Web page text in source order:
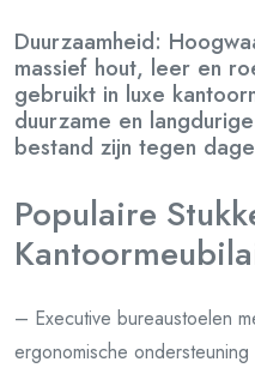
Duurzaamheid:
massief hout, leer en
gebruikt in luxe
duurzame en
bestand zijn tegen
Populaire
– Executive bureaustoelen
ergonomische ondersteuning